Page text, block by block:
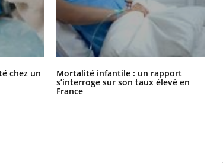
chez un Mortalité infantile : un rapport
s’interroge sur son taux élevé en
France